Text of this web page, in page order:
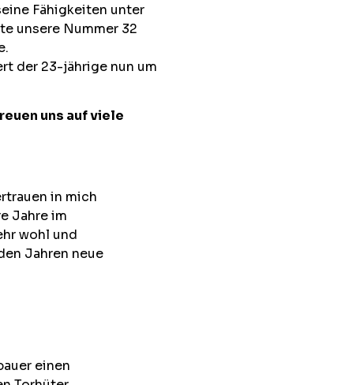
Fähigkeiten unter
unsere Nummer 32
der 23-jährige nun um
uns auf viele
in mich
Jahre im
wohl und
Jahren neue
einen